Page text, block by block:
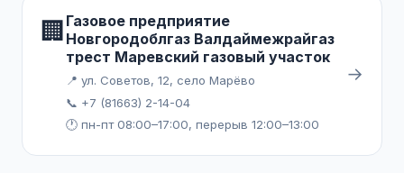
🏢 Газовое предприятие
Новгородоблгаз Валдаймежрайгаз
трест Маревский газовый участок
📍 ул. Советов, 12, село Марёво
📞 +7 (81663) 2-14-04
🕐 пн-пт 08:00–17:00, перерыв 12:00–13:00
→